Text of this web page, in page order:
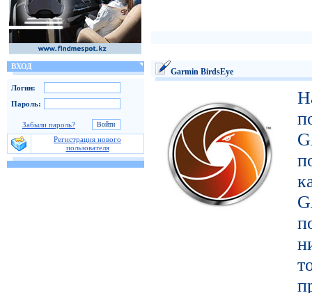
ВХОД
Логин:
Пароль:
Забыли пароль?
Регистрация нового
пользователя
Garmin BirdsEye